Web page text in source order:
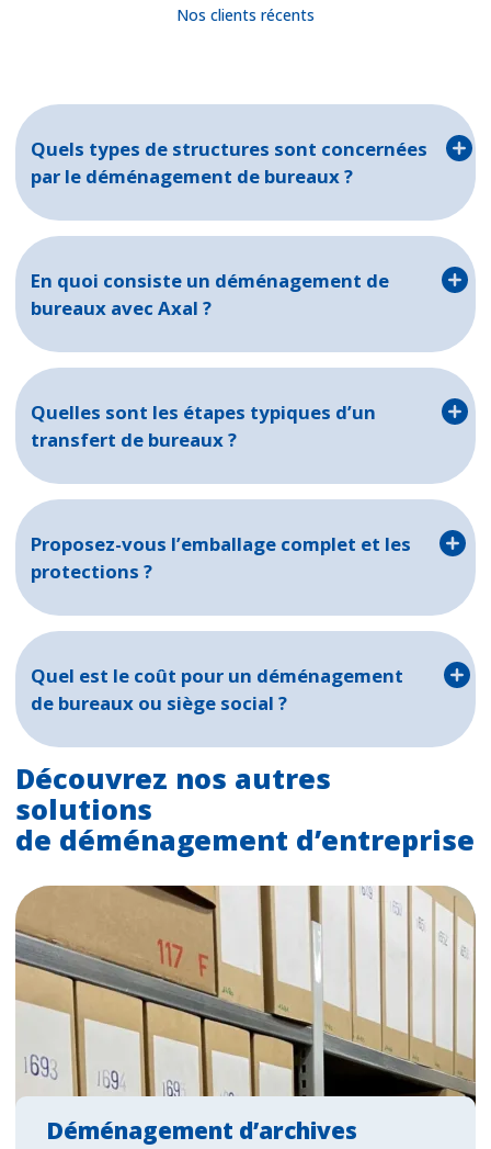
Nos clients récents
Quels types de structures sont concernées
par le déménagement de bureaux ?
En quoi consiste un déménagement de
bureaux avec Axal ?
Quelles sont les étapes typiques d’un
transfert de bureaux ?
Proposez-vous l’emballage complet et les
protections ?
Quel est le coût pour un déménagement
de bureaux ou siège social ?
Découvrez nos autres
solutions
de déménagement d’entreprise
Déménagement d’archives